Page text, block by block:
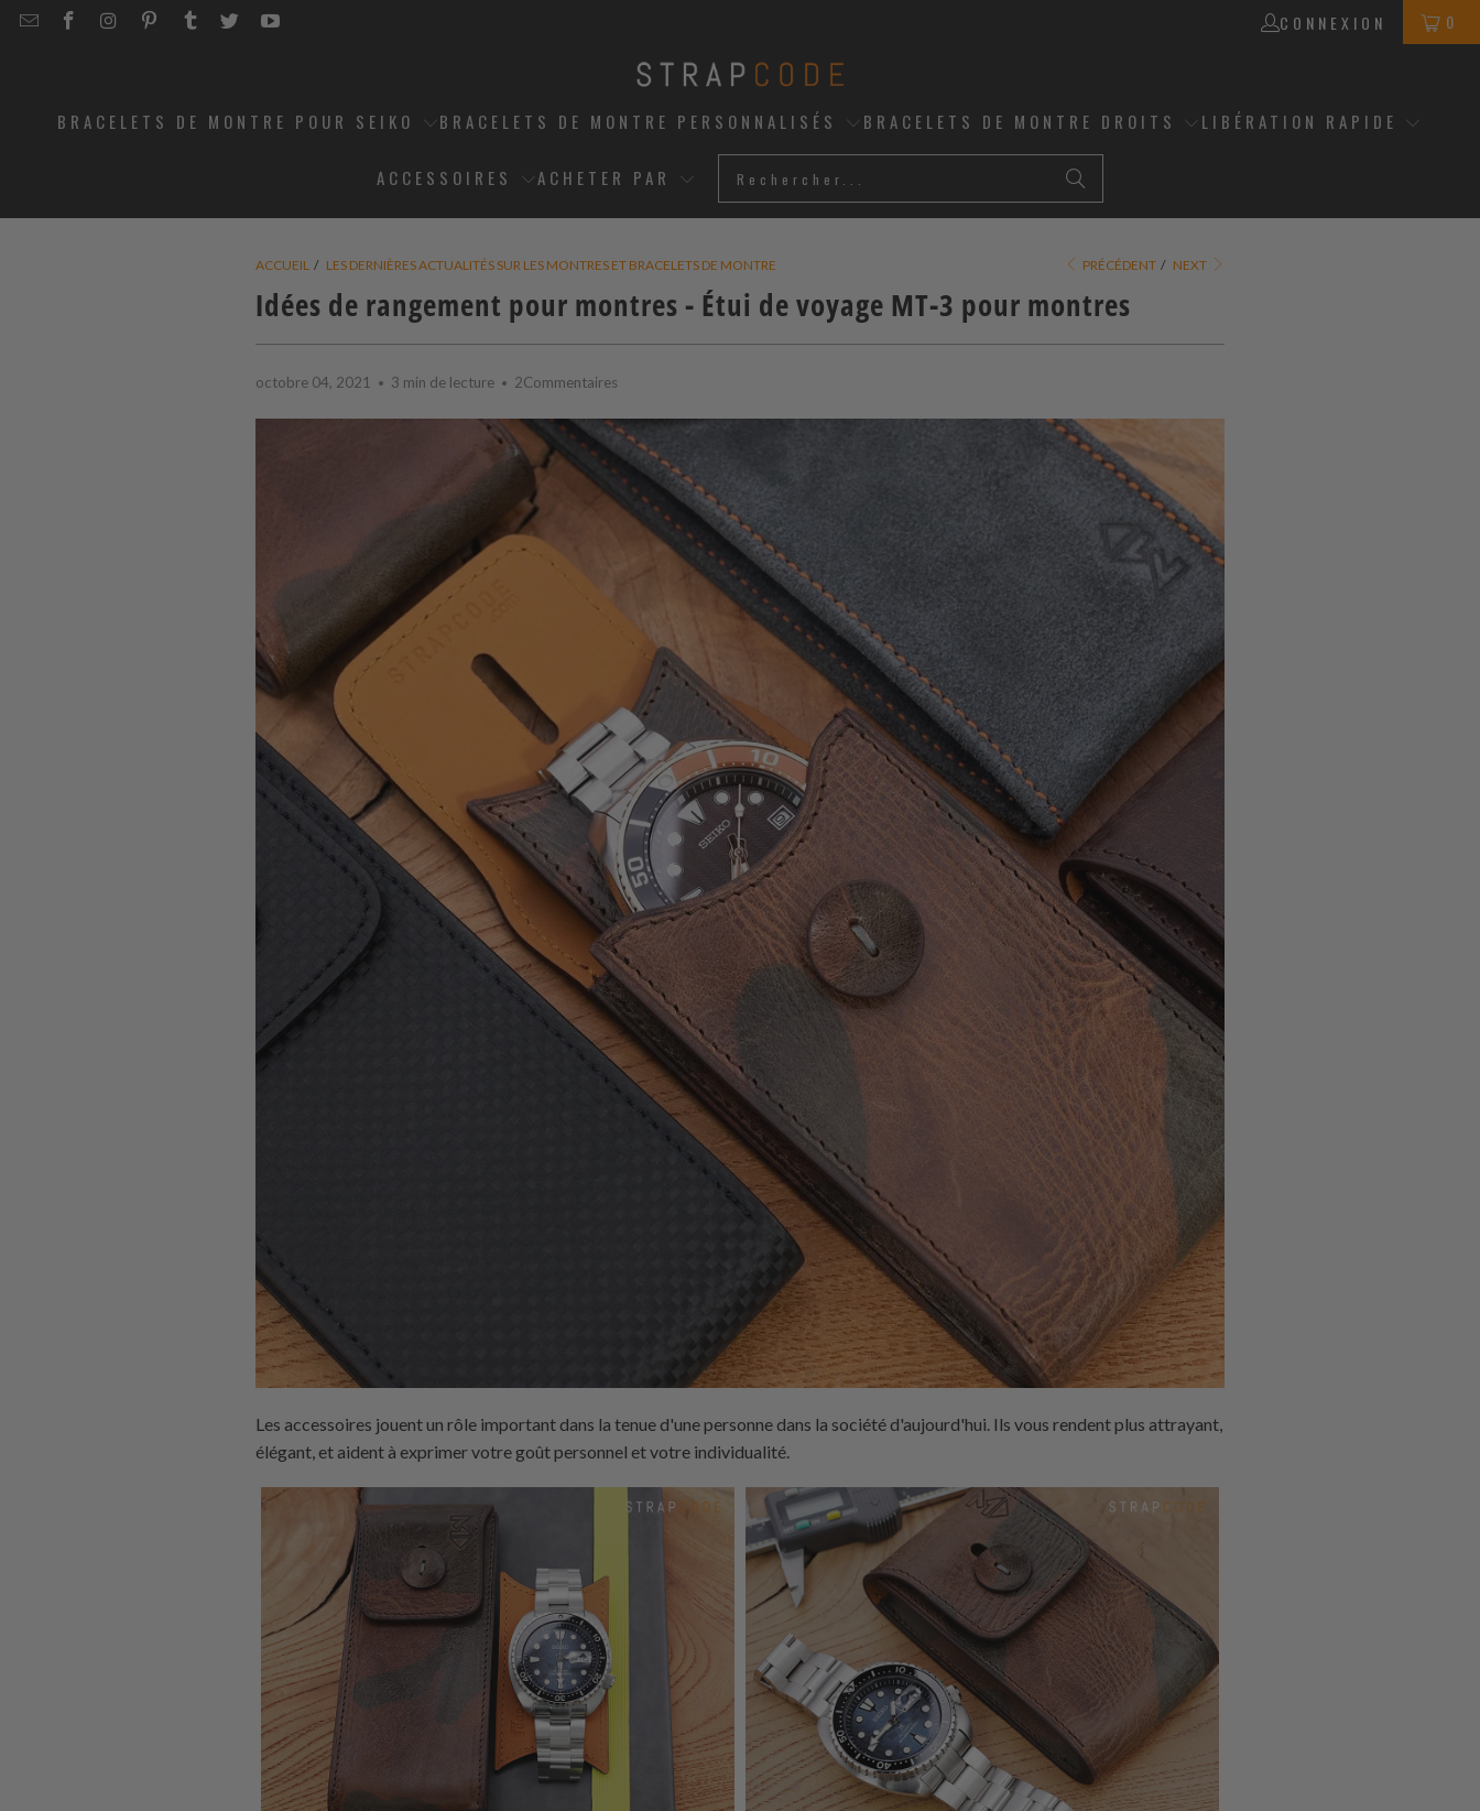
EMAILSTRAPCODE
STRAPCODE
STRAPCODE
STRAPCODE
STRAPCODE
STRAPCODE
CONNEXION 0
BRACELETS DE MONTRE POUR SEIKO BRACELETS DE MONTRE PERSONNALISÉS BRACELETS DE MONTRE DROITS LIBÉRATION RAPIDE
ACCESSOIRES ACHETER PAR
ACCUEIL / LES DERNIÈRES ACTUALITÉS SUR LES MONTRES ET BRACELETS DE MONTRE PRÉCÉDENT / NEXT
Idées de rangement pour montres - Étui de voyage MT-3 pour montres
octobre 04, 2021 3 min de lecture 2Commentaires
Les accessoires jouent un rôle important dans la tenue d'une personne dans la société d'aujourd'hui. Ils vous rendent plus attrayant,
élégant, et aident à exprimer votre goût personnel et votre individualité.